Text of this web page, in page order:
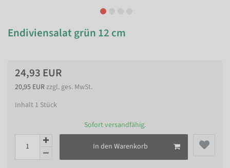
Endiviensalat grün 12 cm
24,93 EUR
20,95 EURzzgl. ges. MwSt.
Inhalt 1 Stück
Sofort versandfähig.
In den Warenkorb